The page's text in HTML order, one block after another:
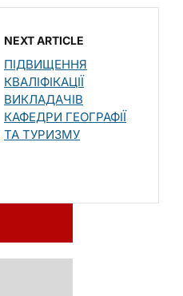
NEXT ARTICLE
ПІДВИЩЕННЯ
КВАЛІФІКАЦІЇ
ВИКЛАДАЧІВ
КАФЕДРИ ГЕОГРАФІЇ
ТА ТУРИЗМУ